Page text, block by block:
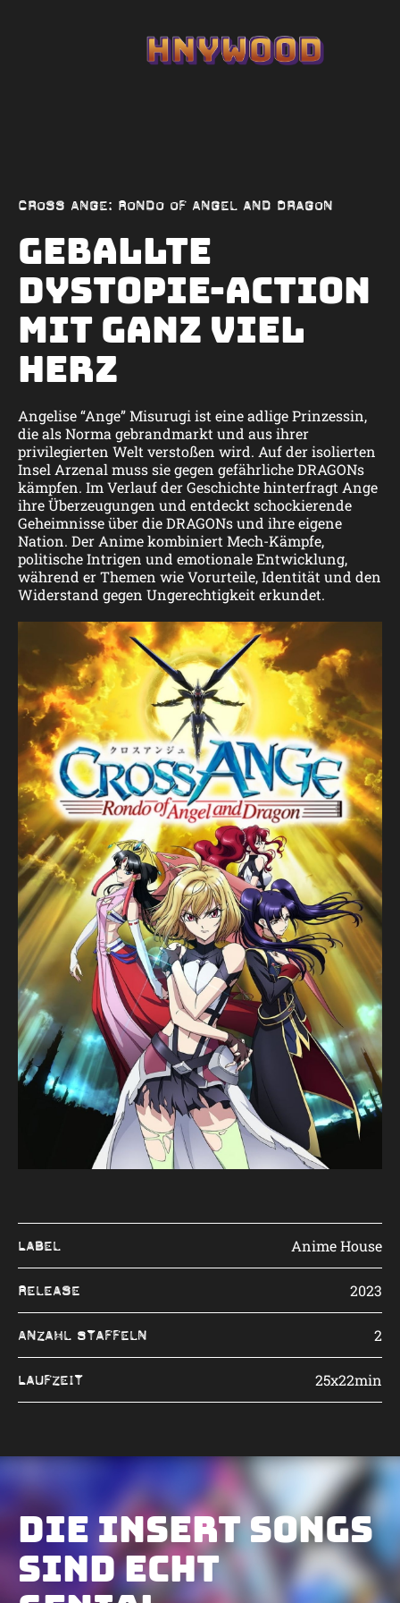
Cross Ange: Rondo of Angel and Dragon
Geballte
Dystopie-Action
mit ganz viel
Herz
Angelise “Ange” Misurugi ist eine adlige Prinzessin,
die als Norma gebrandmarkt und aus ihrer
privilegierten Welt verstoßen wird. Auf der isolierten
Insel Arzenal muss sie gegen gefährlicheDRAGONs
kämpfen. Im Verlauf der Geschichte hinterfragt Ange
ihre Überzeugungen und entdeckt schockierende
Geheimnisse über dieDRAGONs und ihre eigene
Nation. Der Anime kombiniert Mech-Kämpfe,
politische Intrigen und emotionale Entwicklung,
während er Themen wie Vorurteile, Identität und den
Widerstand gegen Ungerechtigkeit erkundet.
Label Anime House
Release 2023
Anzahl Staffeln 2
Laufzeit 25x22min
Die Insert Songs
sind echt